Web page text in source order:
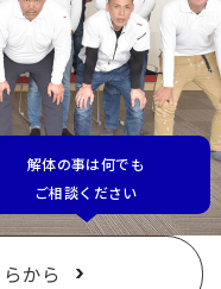
解体の事は何でも
ご相談ください
から